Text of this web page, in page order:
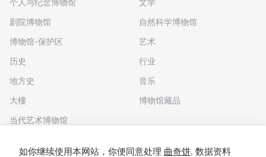
个人与纪念博物馆
剧院博物馆
博物馆-保护区
历史
地方史
大樓
当代艺术博物馆
文学
自然科学博物馆
艺术
行业
音乐
博物馆藏品
如你继续使用本网站，你便同意处理 曲奇饼. 数据资料